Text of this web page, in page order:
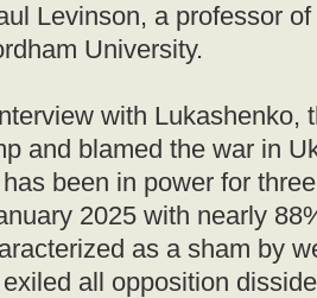
Levinson, a professor
University.
with Lukashenko,
and blamed the war in
been in power for
2025 with nearly
as a sham by
all opposition